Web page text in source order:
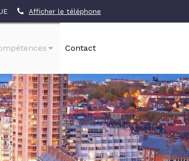
Afficher le téléphone
Contact